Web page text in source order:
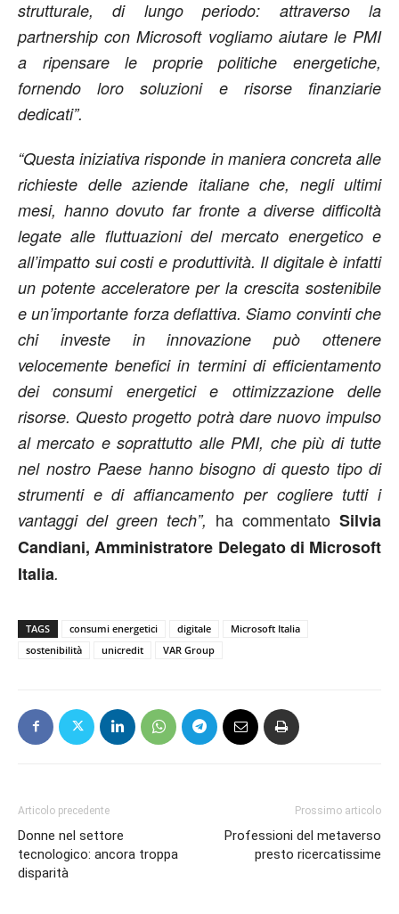
strutturale, di lungo periodo: attraverso la
partnership con Microsoft vogliamo aiutare le PMI
a ripensare le proprie politiche energetiche,
fornendo loro soluzioni e risorse finanziarie
dedicati”.
“Questa iniziativa risponde in maniera concreta alle
richieste delle aziende italiane che, negli ultimi
mesi, hanno dovuto far fronte a diverse difficoltà
legate alle fluttuazioni del mercato energetico e
all’impatto sui costi e produttività. Il digitale è infatti
un potente acceleratore per la crescita sostenibile
e un’importante forza deflattiva. Siamo convinti che
chi investe in innovazione può ottenere
velocemente benefici in termini di efficientamento
dei consumi energetici e ottimizzazione delle
risorse. Questo progetto potrà dare nuovo impulso
al mercato e soprattutto alle PMI, che più di tutte
nel nostro Paese hanno bisogno di questo tipo di
strumenti e di affiancamento per cogliere tutti i
vantaggi del green tech”, ha commentato Silvia
Candiani, Amministratore Delegato di Microsoft
Italia.
TAGS consumi energetici digitale
Microsoft Italia
sostenibilità
unicredit VAR Group
Articolo precedente
Donne nel settore
tecnologico: ancora troppa
disparità
Prossimo articolo
Professioni del metaverso
presto ricercatissime